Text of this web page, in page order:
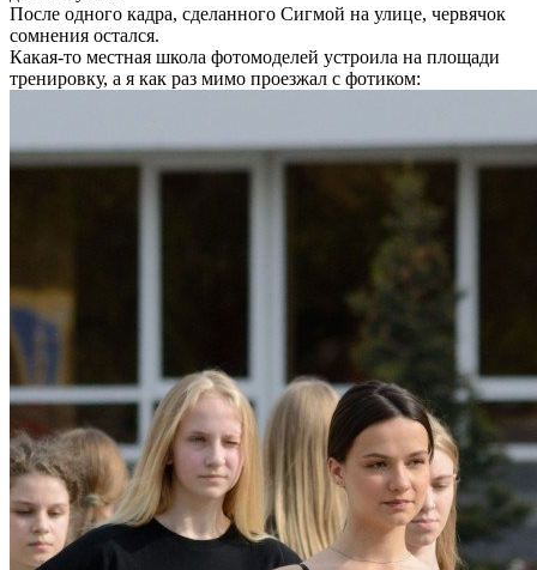
После одного кадра, сделанного Сигмой на улице, червячок
сомнения остался.
Какая-то местная школа фотомоделей устроила на площади
тренировку, а я как раз мимо проезжал с фотиком: